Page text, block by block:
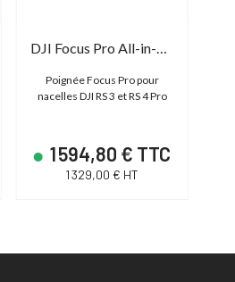
DJI Focus Pro All-in-One Combo
Poignée Focus Pro pour
nacelles DJI RS 3 et RS 4 Pro
1 594,80 € TTC
1 329,00 € HT